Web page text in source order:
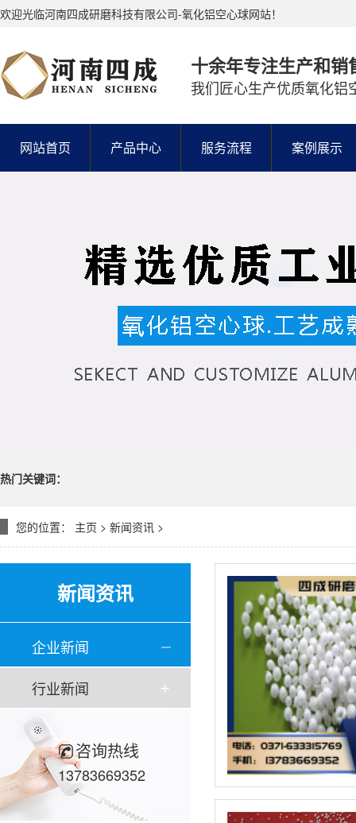
欢迎光临河南四成研磨科技有限公司-氧化铝空心球网站！
十余年专注生产和销
我们匠心生产优质氧化铝
网站首页 产品中心 服务流程 案例展示
热门关键词：
您的位置： 主页 > 新闻资讯 >
新闻资讯
企业新闻
行业新闻
咨询热线
13783669352